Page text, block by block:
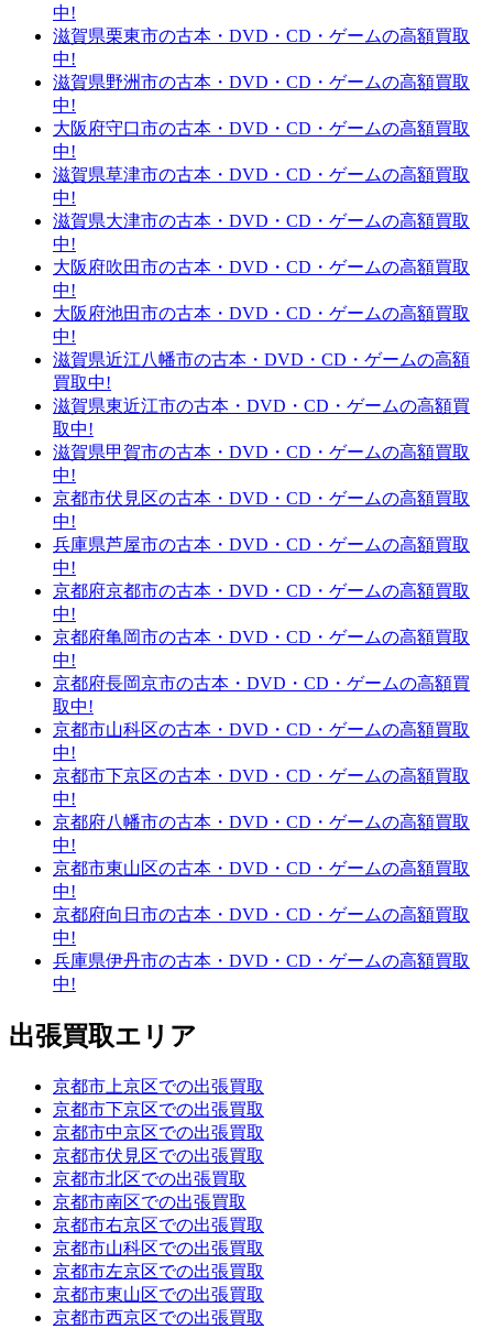
中!
滋賀県栗東市の古本・DVD・CD・ゲームの高額買取
中!
滋賀県野洲市の古本・DVD・CD・ゲームの高額買取
中!
大阪府守口市の古本・DVD・CD・ゲームの高額買取
中!
滋賀県草津市の古本・DVD・CD・ゲームの高額買取
中!
滋賀県大津市の古本・DVD・CD・ゲームの高額買取
中!
大阪府吹田市の古本・DVD・CD・ゲームの高額買取
中!
大阪府池田市の古本・DVD・CD・ゲームの高額買取
中!
滋賀県近江八幡市の古本・DVD・CD・ゲームの高額
買取中!
滋賀県東近江市の古本・DVD・CD・ゲームの高額買
取中!
滋賀県甲賀市の古本・DVD・CD・ゲームの高額買取
中!
京都市伏見区の古本・DVD・CD・ゲームの高額買取
中!
兵庫県芦屋市の古本・DVD・CD・ゲームの高額買取
中!
京都府京都市の古本・DVD・CD・ゲームの高額買取
中!
京都府亀岡市の古本・DVD・CD・ゲームの高額買取
中!
京都府長岡京市の古本・DVD・CD・ゲームの高額買
取中!
京都市山科区の古本・DVD・CD・ゲームの高額買取
中!
京都市下京区の古本・DVD・CD・ゲームの高額買取
中!
京都府八幡市の古本・DVD・CD・ゲームの高額買取
中!
京都市東山区の古本・DVD・CD・ゲームの高額買取
中!
京都府向日市の古本・DVD・CD・ゲームの高額買取
中!
兵庫県伊丹市の古本・DVD・CD・ゲームの高額買取
中!
出張買取エリア
京都市上京区での出張買取
京都市下京区での出張買取
京都市中京区での出張買取
京都市伏見区での出張買取
京都市北区での出張買取
京都市南区での出張買取
京都市右京区での出張買取
京都市山科区での出張買取
京都市左京区での出張買取
京都市東山区での出張買取
京都市西京区での出張買取